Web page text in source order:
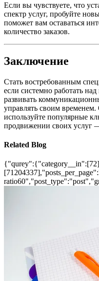
Если вы чувствуете, что
спектр услуг, пробуйте
поможет вам оставаться
количество заказов.
Заключение
Стать востребованным
если системно работать
развивать
управлять своим
используйте популярные
продвижении своих услуг
Related Blog